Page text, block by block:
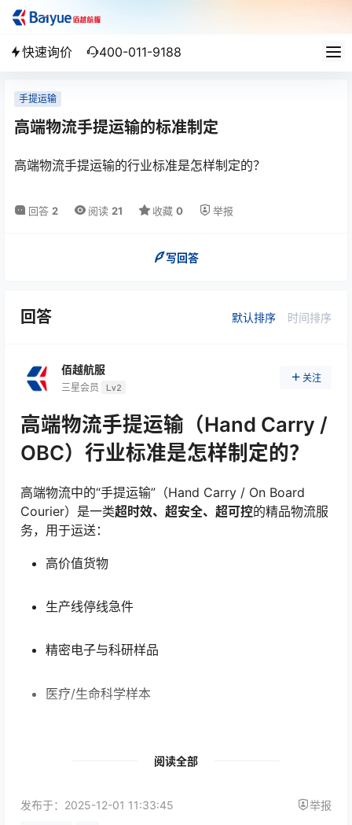
快速询价 400-011-9188
手提运输
高端物流手提运输的标准制定
高端物流手提运输的行业标准是怎样制定的？
回答 2 阅读 21 收藏 0 举报
写回答
回答 默认排序 时间排序
佰越航服
三星会员 Lv2
关注
高端物流手提运输（Hand Carry /
OBC）行业标准是怎样制定的？
高端物流中的“手提运输”（Hand Carry / On Board
Courier）是一类超时效、超安全、超可控的精品物流服
务，用于运送：
高价值货物
生产线停线急件
精密电子与科研样品
医疗/生命科学样本
通常由
行业协会 + 航空公司 + 安保机构 + 服务运营商共
同形成。
阅读全部
发布于： 2025-12-01 11:33:45 举报